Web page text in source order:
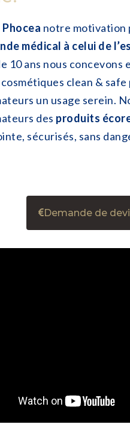
notre motivation
médical à celui de
10 ans nous concevons
clean &
un usage serein.
des produits
sécurisés, sans
Demande de